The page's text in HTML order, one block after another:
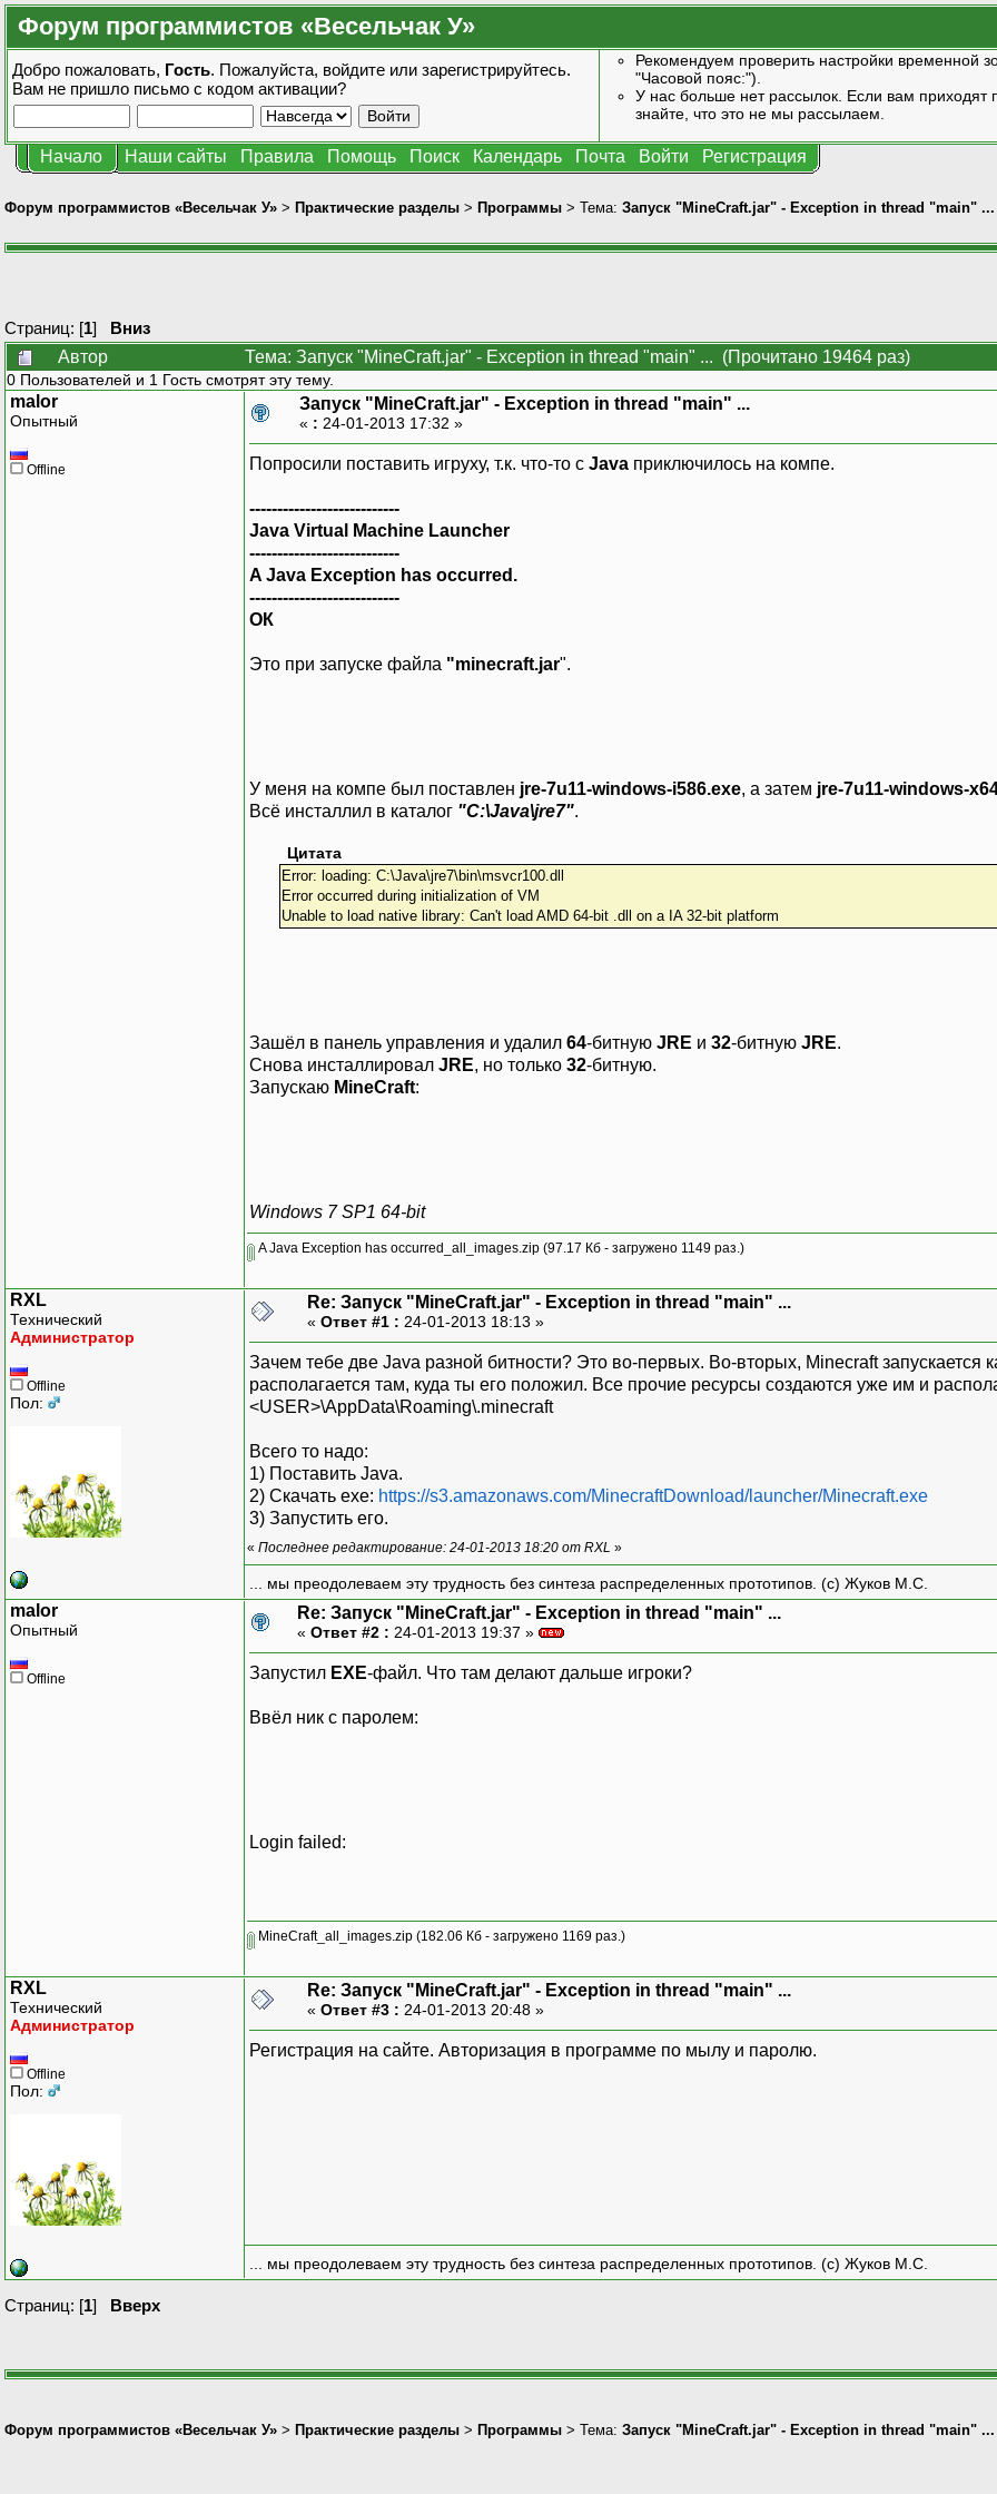
Форум программистов «Весельчак У»
Добро пожаловать, Гость. Пожалуйста, войдите или зарегистрируйтесь.
Вам не пришло письмо с кодом активации?
Рекомендуем проверить настройки
"Часовой пояс:").
У нас больше нет рассылок. Если вам
знайте, что это не мы рассылаем.
Начало Наши сайты Правила Помощь Поиск Календарь Почта Войти Регистрация
Форум программистов «Весельчак У» > Практические разделы > Программы > Тема: Запуск "MineCraft.jar" - Exception in thread "main" ...
Страниц: [1] Вниз
Автор
Тема: Запуск "MineCraft.jar" - Exception in thread "main" ... (Прочитано 19464 раз)
0 Пользователей и 1 Гость смотрят эту тему.
malor
Опытный
Offline
Запуск "MineCraft.jar" - Exception in thread "main" ...
« : 24-01-2013 17:32 »
Попросили поставить игруху, т.к. что-то с Java приключилось на компе.
---------------------------
Java Virtual Machine Launcher
---------------------------
A Java Exception has occurred.
---------------------------
ОК
Это при запуске файла "minecraft.jar".
У меня на компе был поставлен jre-7u11-windows-i586.exe, а затем jre-7u11-windows-
Всё инсталлил в каталог "C:\Java\jre7".
Цитата
Error: loading: C:\Java\jre7\bin\msvcr100.dll
Error occurred during initialization of VM
Unable to load native library: Can't load AMD 64-bit .dll on a IA 32-bit platform
Зашёл в панель управления и удалил 64-битную JRE и 32-битную JRE.
Снова инсталлировал JRE, но только 32-битную.
Запускаю MineCraft:
Windows 7 SP1 64-bit
A Java Exception has occurred_all_images.zip (97.17 Кб - загружено 1149 раз.)
RXL
Технический
Администратор
Offline
Пол:
Re: Запуск "MineCraft.jar" - Exception in thread "main" ...
« Ответ #1 : 24-01-2013 18:13 »
Зачем тебе две Java разной битности? Это во-первых. Во-вторых, Minecraft
располагается там, куда ты его положил. Все прочие ресурсы создаются уже им и
<USER>\AppData\Roaming\.minecraft
Всего то надо:
1) Поставить Java.
2) Скачать exe: https://s3.amazonaws.com/MinecraftDownload/launcher/Minecraft.exe
3) Запустить его.
« Последнее редактирование: 24-01-2013 18:20 от RXL »
... мы преодолеваем эту трудность без синтеза распределенных прототипов. (с) Жуков М.С.
malor
Опытный
Offline
Re: Запуск "MineCraft.jar" - Exception in thread "main" ...
« Ответ #2 : 24-01-2013 19:37 »
Запустил EXE-файл. Что там делают дальше игроки?
Ввёл ник с паролем:
Login failed:
MineCraft_all_images.zip (182.06 Кб - загружено 1169 раз.)
RXL
Технический
Администратор
Offline
Пол:
Re: Запуск "MineCraft.jar" - Exception in thread "main" ...
« Ответ #3 : 24-01-2013 20:48 »
Регистрация на сайте. Авторизация в программе по мылу и паролю.
... мы преодолеваем эту трудность без синтеза распределенных прототипов. (с) Жуков М.С.
Страниц: [1] Вверх
Форум программистов «Весельчак У» > Практические разделы > Программы > Тема: Запуск "MineCraft.jar" - Exception in thread "main" ...